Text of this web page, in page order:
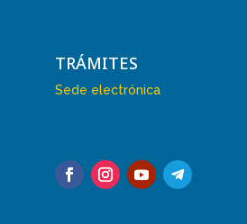
TRÁMITES
Sede electrónica